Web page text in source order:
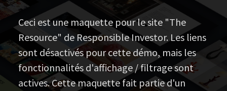
Ceci est une maquette pour le site "The
Resource" de Responsible Investor. Les liens
sont désactivés pour cette démo, mais les
fonctionnalités d'affichage / filtrage sont
actives. Cette maquette fait partie d'un